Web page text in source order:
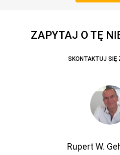
ZAPYTAJ O TĘ
SKONTAKTUJ SIĘ
Rupert W.